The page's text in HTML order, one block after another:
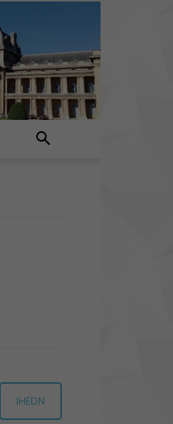
IHEDN